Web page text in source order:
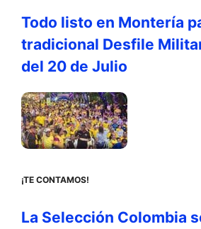
Todo listo en Montería
tradicional Desfile
del 20 de Julio
¡TE CONTAMOS!
La Selección Colombia